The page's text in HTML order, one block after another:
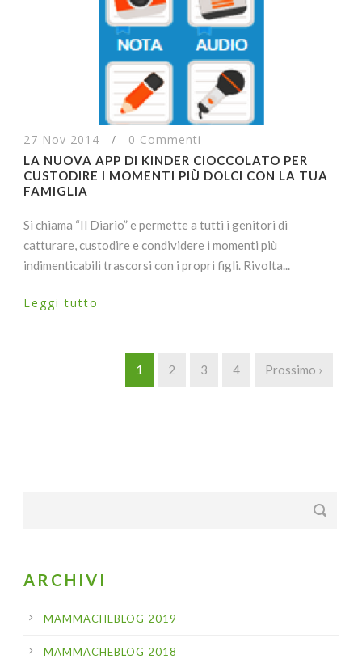
27 Nov 2014 / 0 Commenti
LA NUOVA APP DI KINDER CIOCCOLATO PER
CUSTODIRE I MOMENTI PIÙ DOLCI CON LA TUA
FAMIGLIA
Si chiama “Il Diario” e permette a tutti i genitori di
catturare, custodire e condividere i momenti più
indimenticabili trascorsi con i propri figli. Rivolta...
Leggi tutto
1 2 3 4 Prossimo ›
ARCHIVI
MAMMACHEBLOG 2019
MAMMACHEBLOG 2018